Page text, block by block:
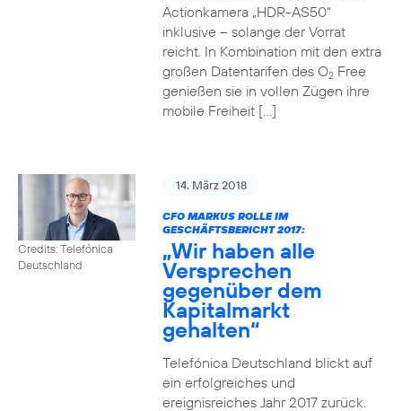
Actionkamera „HDR-AS50“
inklusive – solange der Vorrat
reicht. In Kombination mit den extra
großen Datentarifen des O2Free
genießen sie in vollen Zügen ihre
mobile Freiheit […]
Credits: Telefónica
Deutschland
14. März 2018
CFO MARKUS ROLLE IM
GESCHÄFTSBERICHT 2017:
„Wir haben alle
Versprechen
gegenüber dem
Kapitalmarkt
gehalten“
Telefónica Deutschland blickt auf
ein erfolgreiches und
ereignisreiches Jahr 2017 zurück.